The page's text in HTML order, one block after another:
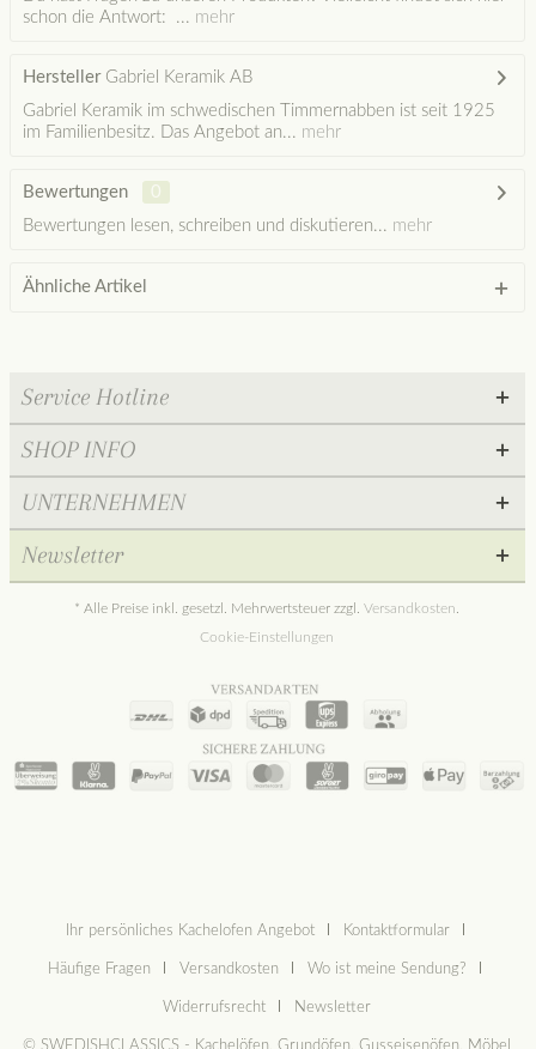
schon die Antwort: ... mehr
HerstellerGabriel Keramik AB
Gabriel Keramik im schwedischen Timmernabben ist seit 1925
im Familienbesitz. Das Angebot an... mehr
Bewertungen
0
Bewertungen lesen, schreiben und diskutieren... mehr
Ähnliche Artikel
Service Hotline
SHOP INFO
UNTERNEHMEN
Newsletter
* Alle Preise inkl. gesetzl. Mehrwertsteuer zzgl.Versandkosten
Cookie-Einstellungen
Ihr persönliches Kachelofen Angebot Kontaktformular
Häufige Fragen Versandkosten Wo ist meine Sendung?
Widerrufsrecht Newsletter